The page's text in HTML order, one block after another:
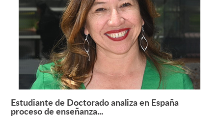
Leer más +
Estudiante de Doctorado analiza en España
proceso de enseñanza...